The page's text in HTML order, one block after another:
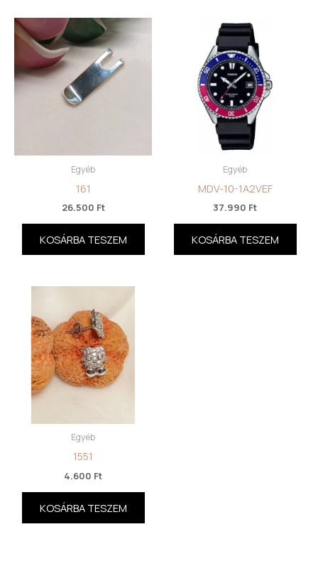
Egyéb
161
26.500 Ft
KOSÁRBA TESZEM
Egyéb
MDV-10-1A2VEF
37.990 Ft
KOSÁRBA TESZEM
Egyéb
1551
4.600 Ft
KOSÁRBA TESZEM